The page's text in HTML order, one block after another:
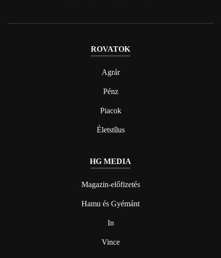
ROVATOK
Agrár
Pénz
Piacok
Életstílus
HG MEDIA
Magazin-előfizetés
Hamu és Gyémánt
In
Vince